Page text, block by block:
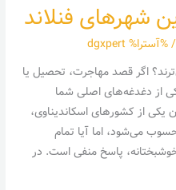
شهرهای فنلاند
/ %آسترا% dgxpert
اگر قصد مهاجرت، تحصیل یا
از دغدغه‌های اصلی شما
یکی از کشورهای اسکاندیناوی،
می‌شود، اما آیا تمام
پاسخ منفی است. در